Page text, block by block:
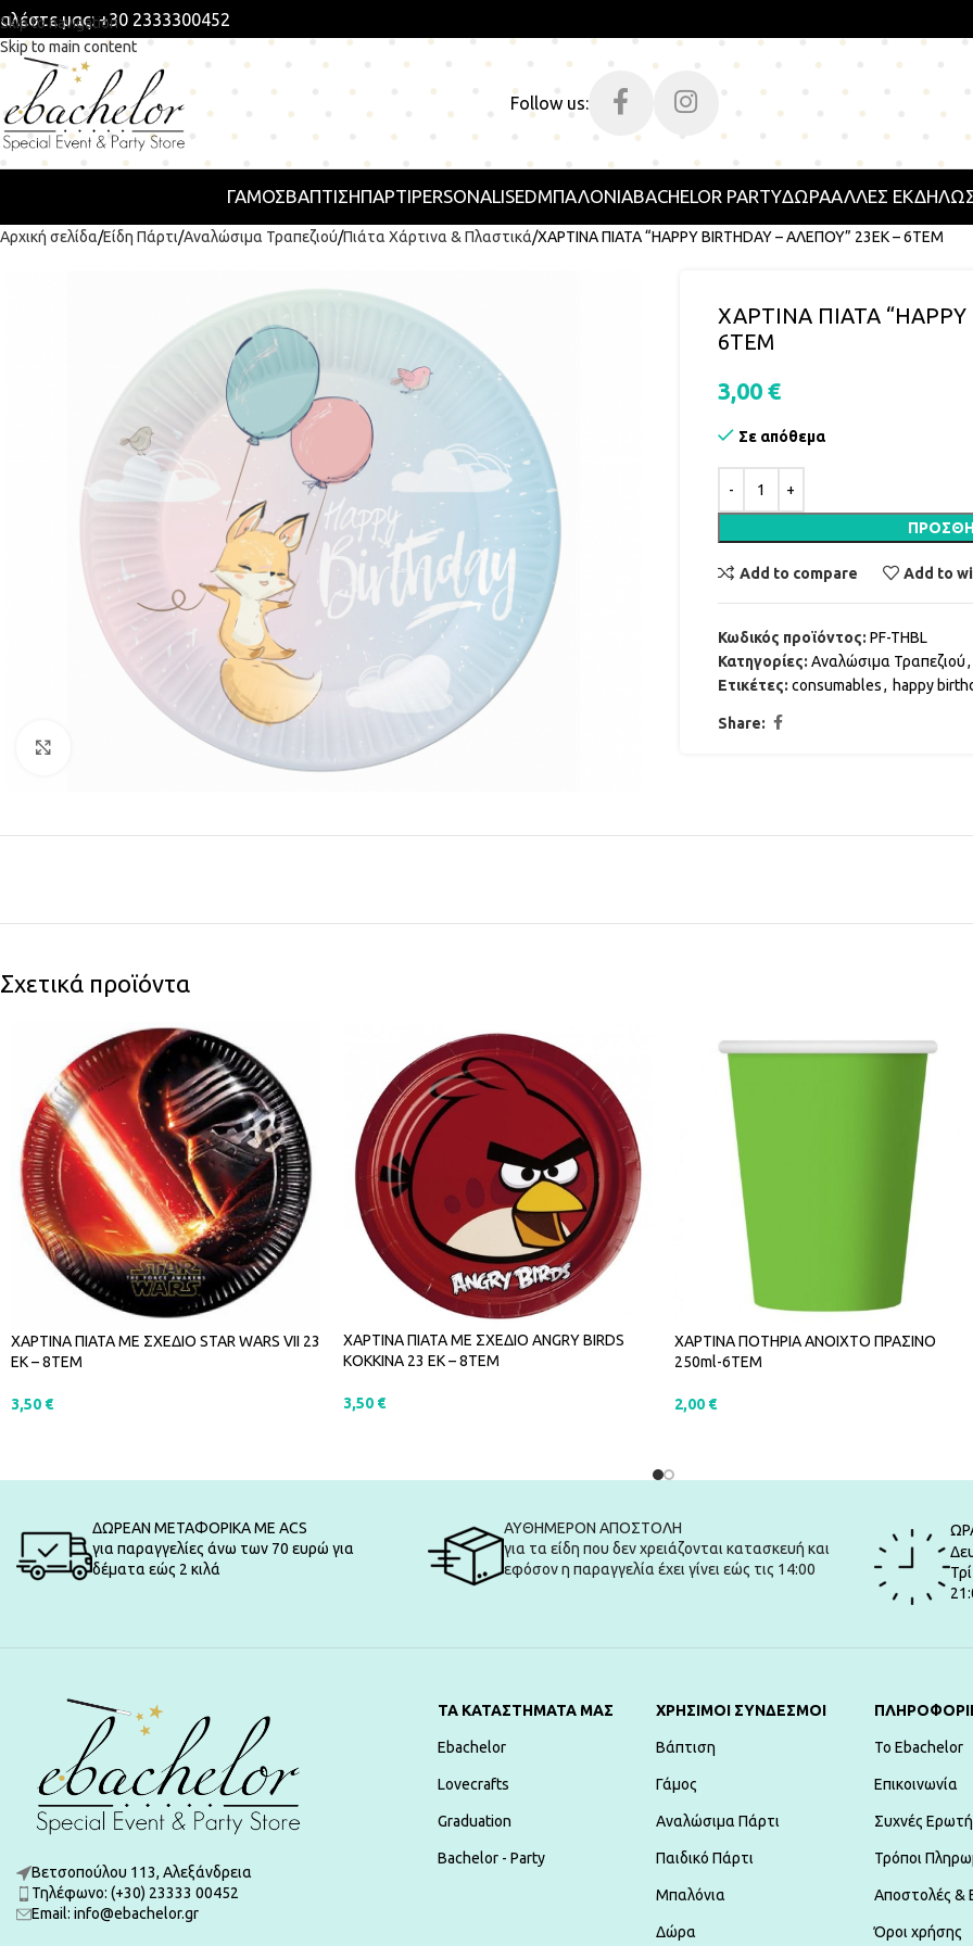
Skip to navigation
Skip to main content
μας: +30 2333300452
Follow us:
ΓΑΜΟΣΒΑΠΤΙΣΗΠΆΡΤΙPERSONALISEDΜΠΑΛΟΝΙΑBACHELOR PARTYΔΩΡΑΑΛΛΕΣ
Αρχική σελίδα Είδη Πάρτι Αναλώσιμα Τραπεζιού Πιάτα Χάρτινα & Πλαστικά ΧΑΡΤΙΝΑ ΠΙΑΤΑ “HAPPY BIRTHDAY – ΑΛΕΠΟΥ” 23ΕΚ – 6ΤΕΜ
ΧΑΡΤΙΝΑ ΠΙΑΤΑ
6ΤΕΜ
3,00 €
Σε απόθεμα
Add to compare Add to
Κωδικός προϊόντος: PF-THBL
Κατηγορίες: Αναλώσιμα Τραπεζιού,
Ετικέτες: consumables, happy
Share:
Σχετικά προϊόντα
ΧΑΡΤΙΝΑ ΠΙΑΤΑ ΜΕ ΣΧΕΔΙΟ STAR WARS VII 23
ΕΚ – 8ΤΕΜ
3,50 €
ΧΑΡΤΙΝΑ ΠΙΑΤΑ ΜΕ ΣΧΕΔΙΟ ANGRY BIRDS
ΚΟΚΚΙΝΑ 23 ΕΚ – 8ΤΕΜ
3,50 €
ΧΑΡΤΙΝΑ ΠΟΤΗΡΙΑ ΑΝΟΙΧΤΟ ΠΡΑΣΙΝΟ
250ml-6ΤΕΜ
2,00 €
ΔΩΡΕΑΝ ΜΕΤΑΦΟΡΙΚΑ ΜΕ ACS
για παραγγελίες άνω των 70 ευρώ για
δέματα εώς 2 κιλά
ΑΥΘΗΜΕΡΟΝ ΑΠΟΣΤΟΛΗ
για τα είδη που δεν χρειάζονται κατασκευή και
εφόσον η παραγγελία έχει γίνει εώς τις 14:00
Βετσοπούλου 113, Αλεξάνδρεια
Τηλέφωνο: (+30) 23333 00452
Εmail: info@ebachelor.gr
ΤΑ ΚΑΤΑΣΤΗΜΑΤΑ ΜΑΣ
Ebachelor
Lovecrafts
Graduation
Bachelor - Party
ΧΡΗΣΙΜΟΙ ΣΥΝΔΕΣΜΟΙ
Βάπτιση
Γάμος
Αναλώσιμα Πάρτι
Παιδικό Πάρτι
Μπαλόνια
Δώρα
To Ebachelor
Επικοινωνία
Συχνές
Τρόποι
Αποστολές &
Όροι χρήσης